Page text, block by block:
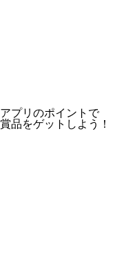
アプリのポイントで
賞品をゲットしよう！